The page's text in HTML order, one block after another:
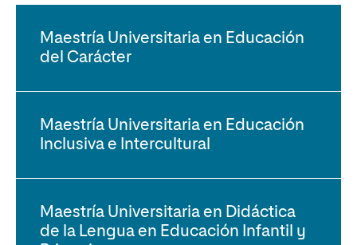
Maestría Universitaria en Educación
del Carácter
Maestría Universitaria en Educación
Inclusiva e Intercultural
Maestría Universitaria en Didáctica
de la Lengua en Educación Infantil y